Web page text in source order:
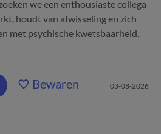
we een enthousiaste collega
houdt van afwisseling en zich
met psychische kwetsbaarheid.
Bewaren 03-08-2026